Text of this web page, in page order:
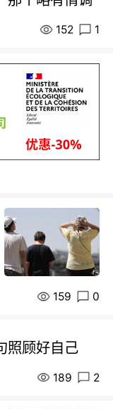
152 1
159 0
照顾好自己
189 2